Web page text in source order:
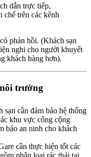
dẫn trực tiếp,
chế trên các kênh
phản hồi. (Khách sạn
nghi cho người khuyết
khách hàng hơn).
trường
sạn cần đảm bảo hệ thống
khu vực công cộng
bảo an ninh cho khách
cần thực hiện tốt các
phân loại rác thải tại